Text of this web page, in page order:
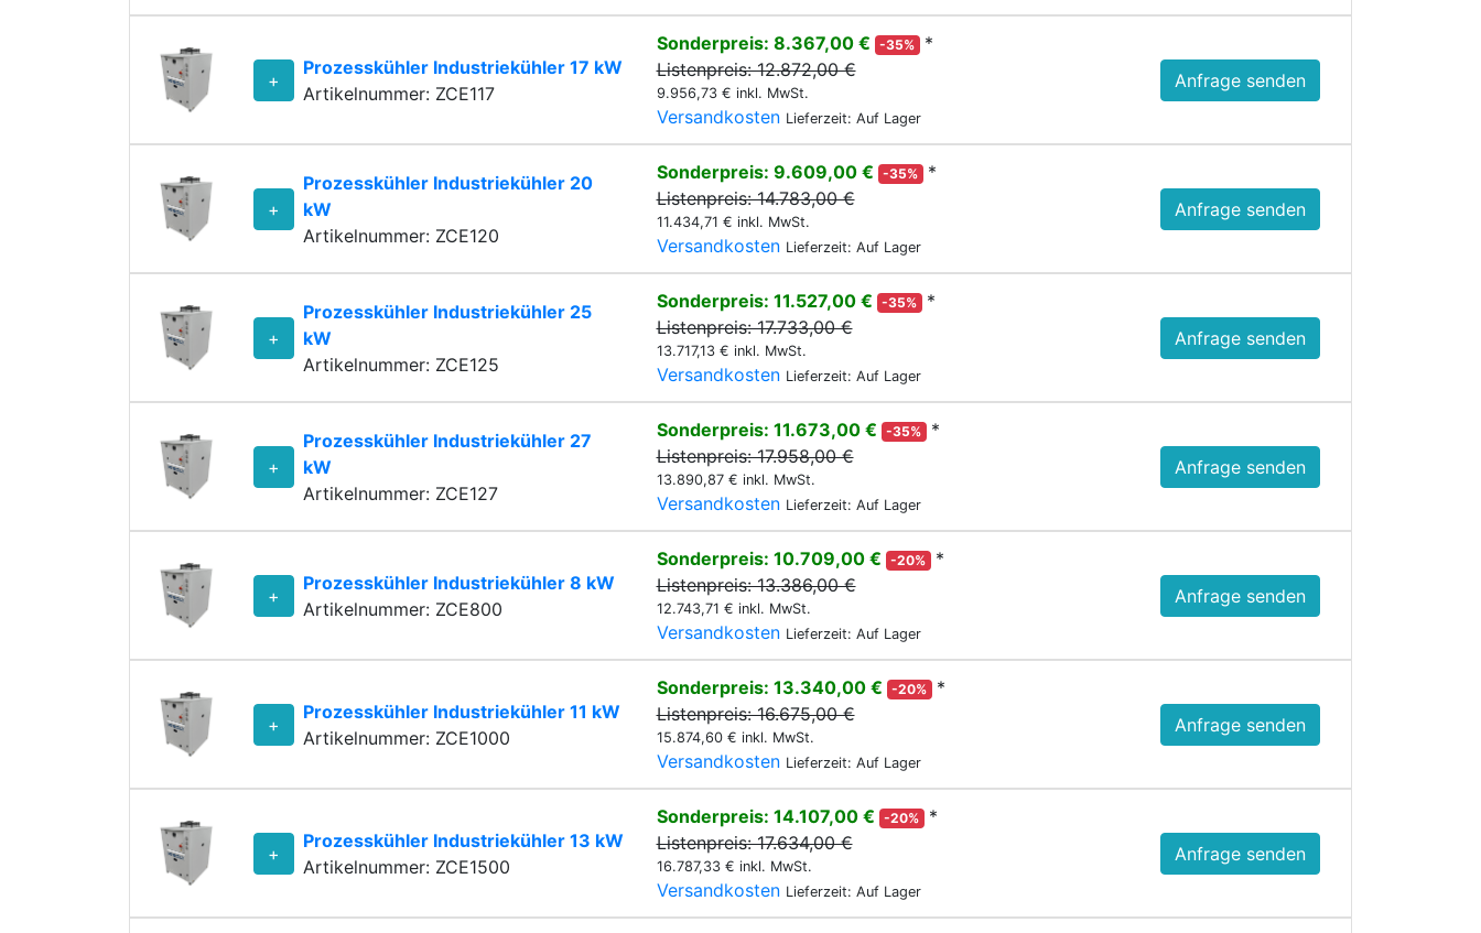
+
Prozesskühler Industriekühler 17 kW
Artikelnummer: ZCE117
Sonderpreis: 8.367,00 € -35%
*
Listenpreis: 12.872,00 €
9.956,73 € inkl. MwSt.
Versandkosten Lieferzeit: Auf Lager
Anfrage senden
+
Prozesskühler Industriekühler 20
kW
Artikelnummer: ZCE120
Sonderpreis: 9.609,00 € -35%
*
Listenpreis: 14.783,00 €
11.434,71 € inkl. MwSt.
Versandkosten Lieferzeit: Auf Lager
Anfrage senden
+
Prozesskühler Industriekühler 25
kW
Artikelnummer: ZCE125
Sonderpreis: 11.527,00 € -35%
*
Listenpreis: 17.733,00 €
13.717,13 € inkl. MwSt.
Versandkosten Lieferzeit: Auf Lager
Anfrage senden
+
Prozesskühler Industriekühler 27
kW
Artikelnummer: ZCE127
Sonderpreis: 11.673,00 € -35%
*
Listenpreis: 17.958,00 €
13.890,87 € inkl. MwSt.
Versandkosten Lieferzeit: Auf Lager
Anfrage senden
+
Prozesskühler Industriekühler 8 kW
Artikelnummer: ZCE800
Sonderpreis: 10.709,00 € -20%
*
Listenpreis: 13.386,00 €
12.743,71 € inkl. MwSt.
Versandkosten Lieferzeit: Auf Lager
Anfrage senden
+
Prozesskühler Industriekühler 11 kW
Artikelnummer: ZCE1000
Sonderpreis: 13.340,00 € -20%
*
Listenpreis: 16.675,00 €
15.874,60 € inkl. MwSt.
Versandkosten Lieferzeit: Auf Lager
Anfrage senden
+
Prozesskühler Industriekühler 13 kW
Artikelnummer: ZCE1500
Sonderpreis: 14.107,00 € -20%
*
Listenpreis: 17.634,00 €
16.787,33 € inkl. MwSt.
Versandkosten Lieferzeit: Auf Lager
Anfrage senden